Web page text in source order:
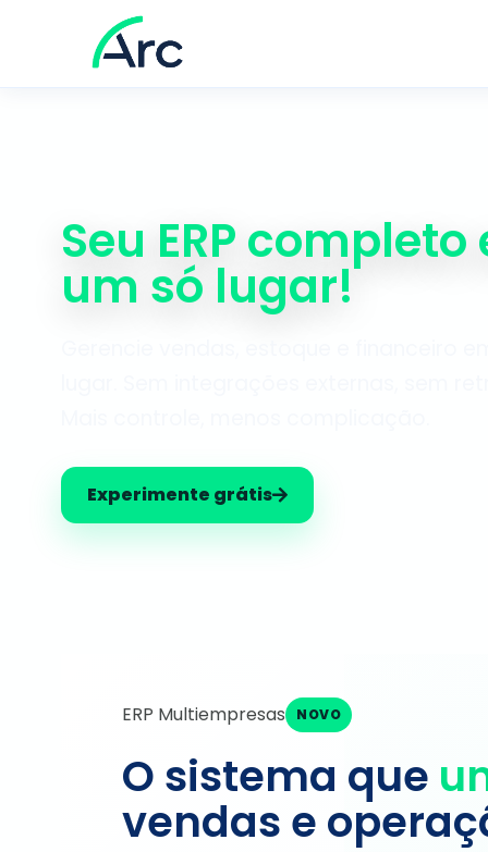
Seu ERP completo
um só lugar!
Experimente grátis
ERP Multiempresas NOVO
O sistema que
vendas e